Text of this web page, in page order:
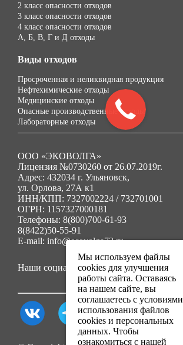
2 класс опасности отходов
3 класс опасности отходов
4 класс опасности отходов
А, Б, В, Г и Д отходы
Виды отходов
Просроченная и неликвидная продукция
Нефтехимические отходы
Медицинские отходы
Опасные производственные отходы
Лабораторные отходы
ООО «ЭКОВОЛГА»
Лицензия №0730260 от 26.07.2019г.
Адрес: 432034 г. Ульяновск,
ул. Орлова, 27А к1
ИНН/КПП: 7327002224 / 732701001
ОГРН: 1157327000181
Телефоны: 8(800)700-61-93
8(8422)50-55-91
E-mail: info@ecovolga73.ru
Наши социальные сети:
Мы используем файлы
cookies для улучшения
работы сайта. Оставаясь
на нашем сайте, вы
соглашаетесь с условиями
использования файлов
cookies и персональных
данных. Чтобы
ознакомиться с нашей